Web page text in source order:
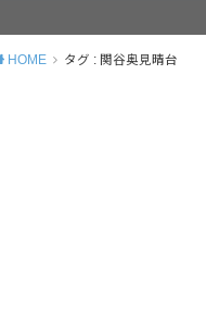
HOME タグ : 関谷奥見晴台